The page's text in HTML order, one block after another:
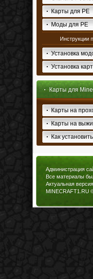
Карты для PE
Моды для PE
Инструкции
Установка
Установка
Карты для
Карты на
Карты на
Как
Администрация
Все материалы
Актуальная
MINECRAFT1.RU